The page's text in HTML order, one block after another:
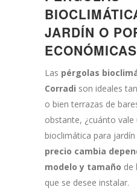
JARDÍN O
ECONÓMICAS
Las pérgolas
Corradi son ideales
o bien terrazas de
obstante, ¿cuánto vale
bioclimática para jardín
precio cambia
modelo y tamaño de
que se desee instalar.